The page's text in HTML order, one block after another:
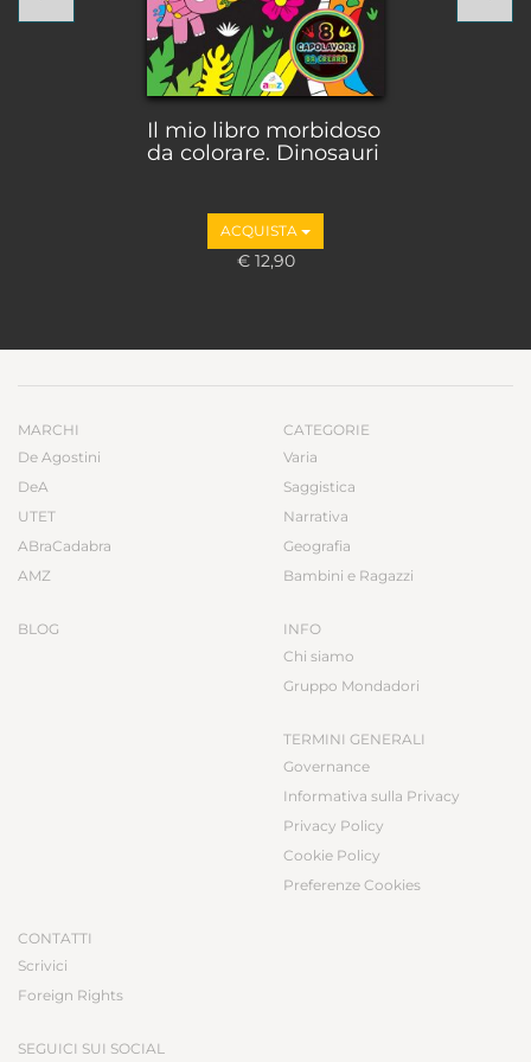
Il mio libro morbidoso
da colorare. Dinosauri
ACQUISTA
€ 12,90
MARCHI
De Agostini
DeA
UTET
ABraCadabra
AMZ
BLOG
CATEGORIE
Varia
Saggistica
Narrativa
Geografia
Bambini e Ragazzi
INFO
Chi siamo
Gruppo Mondadori
TERMINI GENERALI
Governance
Informativa sulla Privacy
Privacy Policy
Cookie Policy
Preferenze Cookies
CONTATTI
Scrivici
Foreign Rights
SEGUICI SUI SOCIAL